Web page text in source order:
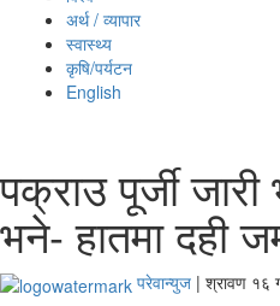
अर्थ / व्यापार
स्वास्थ्य
कृषि/पर्यटन
English
पक्राउ पूर्जी
भने- हातमा दही
परेवान्युज | श्रावण १६